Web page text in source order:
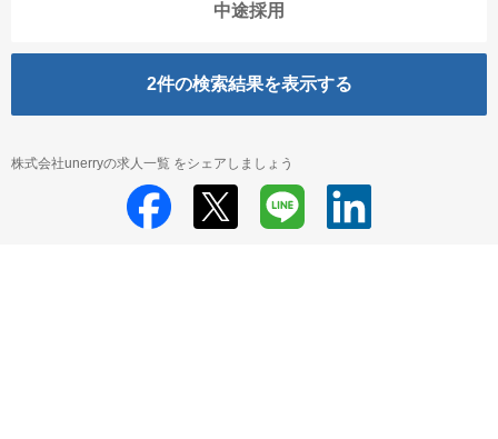
中途採用
2件の検索結果を表示する
株式会社unerryの求人一覧 をシェアしましょう